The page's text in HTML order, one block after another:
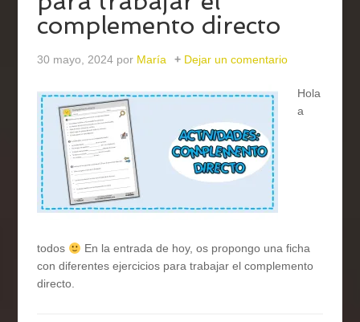
complemento directo
30 mayo, 2024 por María Dejar un comentario
Hola
a
todos
En la entrada de hoy, os propongo una ficha
con diferentes ejercicios para trabajar el complemento
directo.